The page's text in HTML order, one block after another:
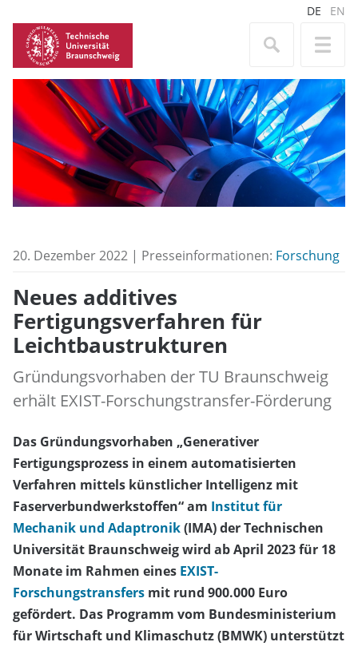
DE EN
20. Dezember 2022 | Presseinformationen: Forschung
Neues additives
Fertigungsverfahren für
Leichtbaustrukturen
Gründungsvorhaben der TU Braunschweig
erhält EXIST-Forschungstransfer-Förderung
Das Gründungsvorhaben „Generativer
Fertigungsprozess in einem automatisierten
Verfahren mittels künstlicher Intelligenz mit
Faserverbundwerkstoffen“ am Institut für
Mechanik und Adaptronik(IMA) der Technischen
Universität Braunschweig wird ab April 2023 für 18
Monate im Rahmen eines EXIST-
Forschungstransfers mit rund 900.000 Euro
gefördert. Das Programm vom Bundesministerium
für Wirtschaft und Klimaschutz (BMWK) unterstützt